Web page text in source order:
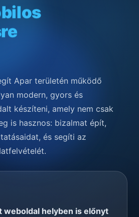
Apar területén működő
modern, gyors és
készíteni, amely nem csak
is hasznos: bizalmat épít,
és segíti az
weboldal helyben is előnyt